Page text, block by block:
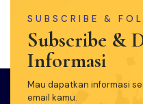
SUBSCRIBE &
Subscribe &
Informasi
Mau dapatkan informasi
email kamu.